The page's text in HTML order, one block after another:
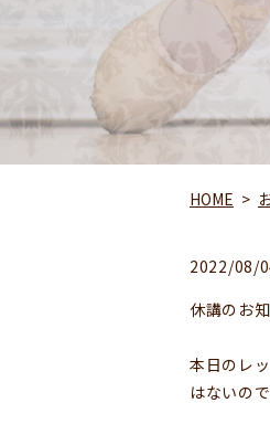
HOME
2022/08/
休講のお
本日のレ
はないの